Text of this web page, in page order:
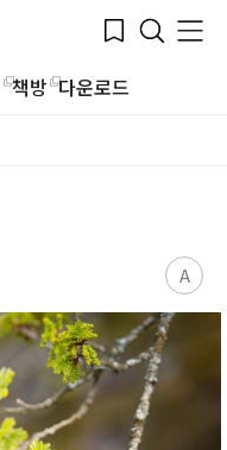
Bookmark
Search
Menu
책방 다운로드
A